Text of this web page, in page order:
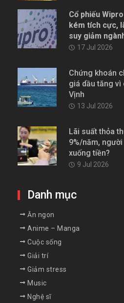
Cổ phiếu
kém tích cực,
suy giảm
17 Jul 2026
Chứng khoán
giá dầu tăng vì
Vịnh
13 Jul 2026
Lãi suất thỏa
9%/năm,
xuống tiền?
9 Jul 2026
Danh mục
Ăn ngon
Anime – Manga
Cuộc sống
Giải trí
Giảm stress
Music
Nghệ sĩ